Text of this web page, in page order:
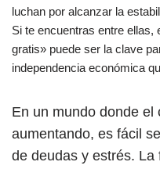
luchan por alcanzar la
Si te encuentras entre ellas,
gratis» puede ser la clave
independencia económica
En un mundo donde el
aumentando, es fácil
de deudas y estrés.